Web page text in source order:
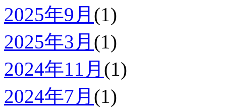
2025年9月 (1)
2025年3月 (1)
2024年11月 (1)
2024年7月 (1)